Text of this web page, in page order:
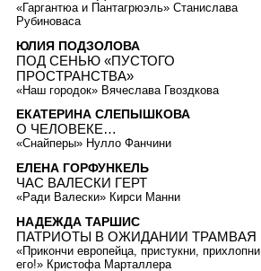
«Гаргантюа и Пантагрюэль» Станислава
Рубиноваса
ЮЛИЯ ПОДЗОЛОВА
ПОД СЕНЬЮ «ПУСТОГО
ПРОСТРАНСТВА»
«Наш городок» Вячеслава Гвоздкова
ЕКАТЕРИНА СЛЕПЫШКОВА
О ЧЕЛОВЕКЕ…
«Снайперы» Нулло Фанчини
ЕЛЕНА ГОРФУНКЕЛЬ
ЧАС ВАЛЕСКИ ГЕРТ
«Ради Валески» Кирси Манни
НАДЕЖДА ТАРШИС
ПАТРИОТЫ В ОЖИДАНИИ ТРАМВАЯ
«Прикончи европейца, пристукни, прихлопни
его!» Кристофа Марталлера